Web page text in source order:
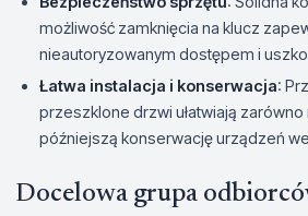
możliwość zamknięcia na klucz
nieautoryzowanym dostępem i
Łatwa instalacja i konserwacja:
przeszklone drzwi ułatwiają zarówno
późniejszą konserwację urządzeń
Docelowa grupa